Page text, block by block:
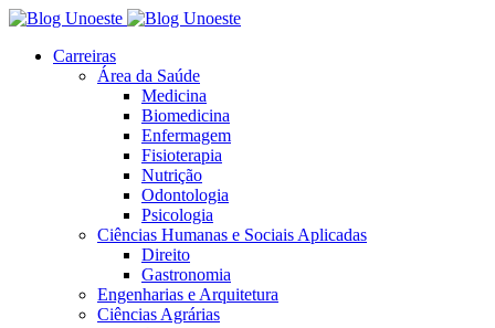
Carreiras
Área da Saúde
Medicina
Biomedicina
Enfermagem
Fisioterapia
Nutrição
Odontologia
Psicologia
Ciências Humanas e Sociais Aplicadas
Direito
Gastronomia
Engenharias e Arquitetura
Ciências Agrárias